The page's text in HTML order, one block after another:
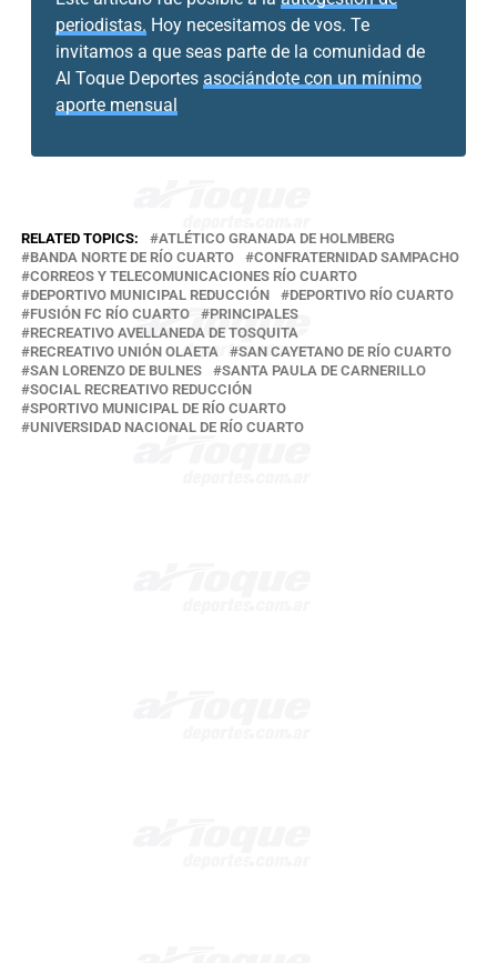
periodistas. Hoy necesitamos de vos. Te
invitamos a que seas parte de la comunidad de
Al Toque Deportes asociándote con un mínimo
aporte mensual
RELATED TOPICS:
ATLÉTICO GRANADA DE HOLMBERG
BANDA NORTE DE RÍO CUARTO
CONFRATERNIDAD SAMPACHO
CORREOS Y TELECOMUNICACIONES RÍO CUARTO
DEPORTIVO MUNICIPAL REDUCCIÓN
DEPORTIVO RÍO CUARTO
FUSIÓN FC RÍO CUARTO
PRINCIPALES
RECREATIVO AVELLANEDA DE TOSQUITA
RECREATIVO UNIÓN OLAETA
SAN CAYETANO DE RÍO CUARTO
SAN LORENZO DE BULNES
SANTA PAULA DE CARNERILLO
SOCIAL RECREATIVO REDUCCIÓN
SPORTIVO MUNICIPAL DE RÍO CUARTO
UNIVERSIDAD NACIONAL DE RÍO CUARTO